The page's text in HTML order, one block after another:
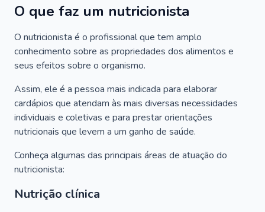
O que faz um nutricionista
O nutricionista é o profissional que tem amplo
conhecimento sobre as propriedades dos alimentos e
seus efeitos sobre o organismo.
Assim, ele é a pessoa mais indicada para elaborar
cardápios que atendam às mais diversas necessidades
individuais e coletivas e para prestar orientações
nutricionais que levem a um ganho de saúde.
Conheça algumas das principais áreas de atuação do
nutricionista:
Nutrição clínica